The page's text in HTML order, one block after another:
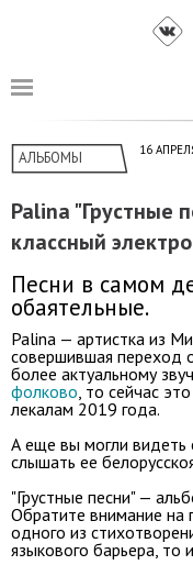
АЛЬБОМЫ 16
Palina "Грустные
классный
Песни в самом
обаятельные.
Palina — артистка из
совершившая переход
более актуальному
фолково , то сейчас
лекалам 2019 года.
А еще вы могли видеть
слышать ее
"Грустные песни" —
Обратите внимание на
одного из
языкового барьера, то